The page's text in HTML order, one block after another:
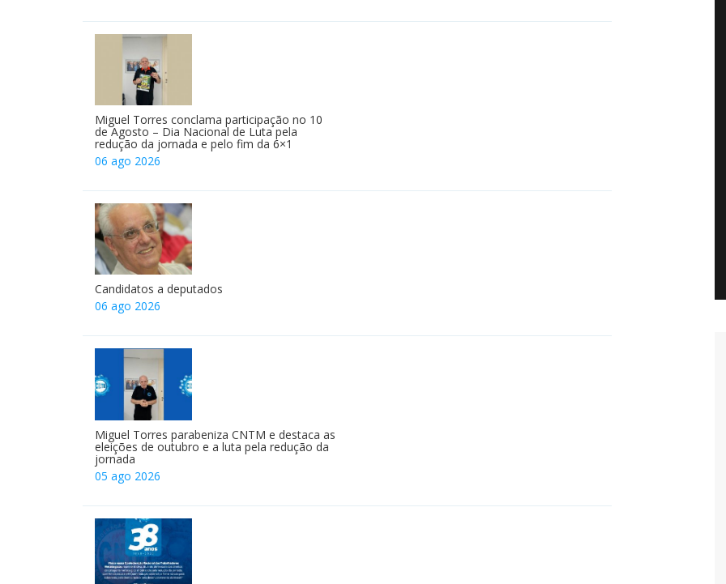
Miguel Torres conclama participação no 10
de Agosto – Dia Nacional de Luta pela
redução da jornada e pelo fim da 6×1
06 ago 2026
Candidatos a deputados
06 ago 2026
Miguel Torres parabeniza CNTM e destaca as
eleições de outubro e a luta pela redução da
jornada
05 ago 2026